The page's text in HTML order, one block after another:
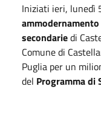
Iniziati ieri, lunedì
secondariedi
Comune di
Puglia per un
del Programma di